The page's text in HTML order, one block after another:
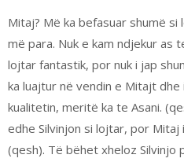
Mitaj? Më ka befasuar shumë
më para. Nuk e kam ndjekur as
lojtar fantastik, por nuk i jap
ka luajtur në vendin e Mitajt
kualitetin, meritë ka te Asani.
edhe Silvinjon si lojtar, por Mitaj
(qesh). Të bëhet xheloz Silvinjo